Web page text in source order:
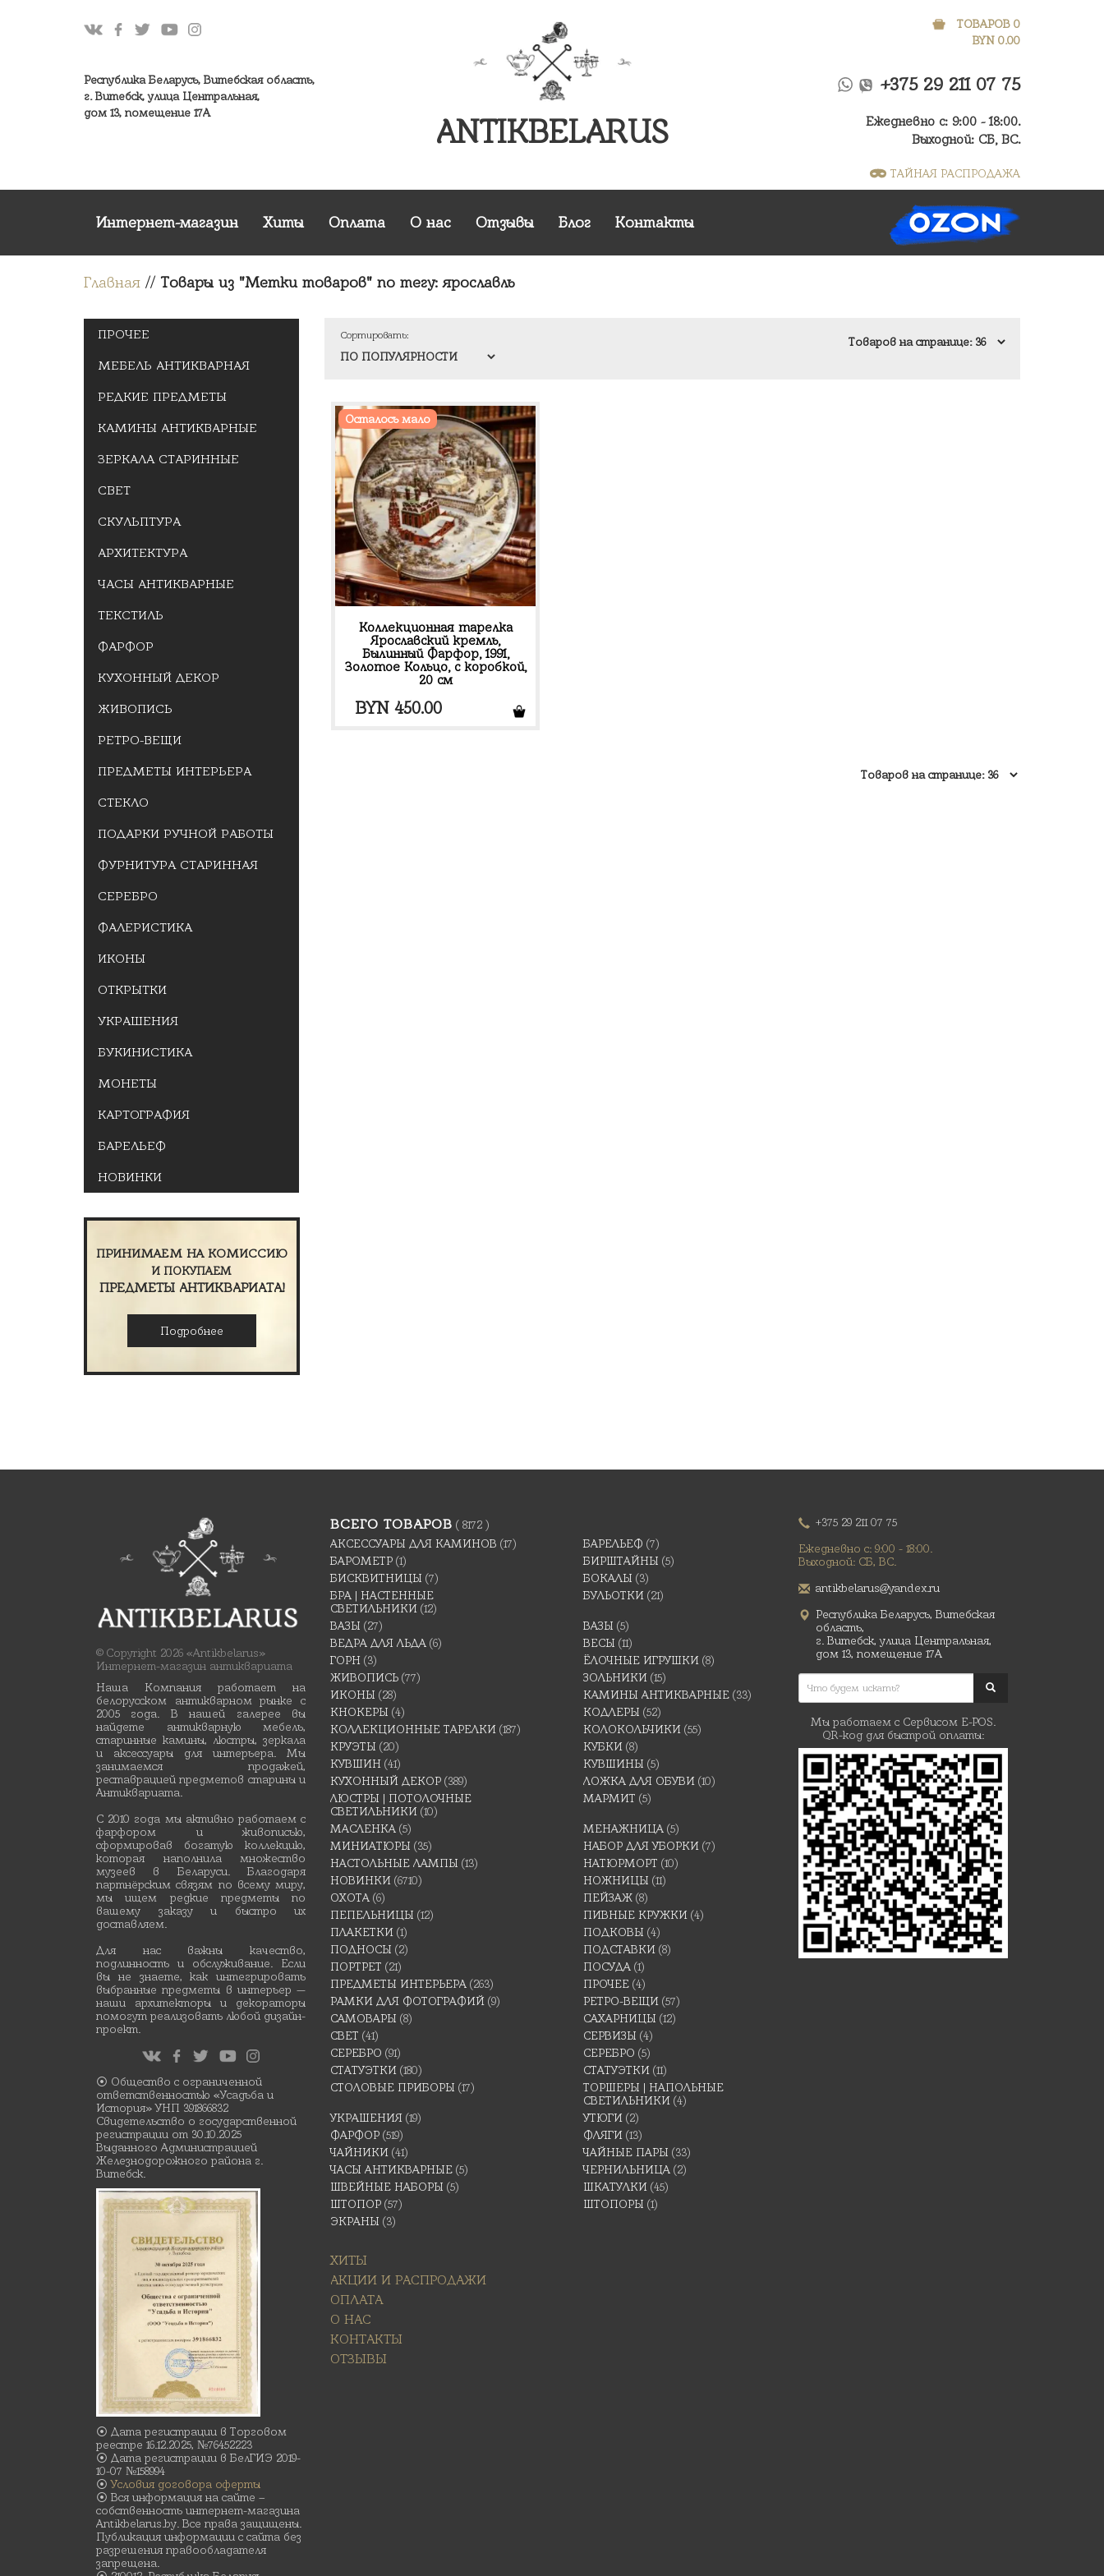
Республика Беларусь, Витебская область,
г. Витебск, улица Центральная,
дом 13, помещение 17А
ANTIKBELARUS
ТОВАРОВ 0
BYN 0.00
+375 29 211 07 75
Ежедневно с: 9:00 - 18:00.
Выходной: СБ, ВС.
ТАЙНАЯ РАСПРОДАЖА
Интернет-магазин Хиты Оплата О нас Отзывы Блог Контакты
Главная // Товары из "Метки товаров" по тегу:ярославль
ПРОЧЕЕ
МЕБЕЛЬ АНТИКВАРНАЯ
РЕДКИЕ ПРЕДМЕТЫ
КАМИНЫ АНТИКВАРНЫЕ
ЗЕРКАЛА СТАРИННЫЕ
СВЕТ
СКУЛЬПТУРА
АРХИТЕКТУРА
ЧАСЫ АНТИКВАРНЫЕ
ТЕКСТИЛЬ
ФАРФОР
КУХОННЫЙ ДЕКОР
ЖИВОПИСЬ
РЕТРО-ВЕЩИ
ПРЕДМЕТЫ ИНТЕРЬЕРА
СТЕКЛО
ПОДАРКИ РУЧНОЙ РАБОТЫ
ФУРНИТУРА СТАРИННАЯ
СЕРЕБРО
ФАЛЕРИСТИКА
ИКОНЫ
ОТКРЫТКИ
УКРАШЕНИЯ
БУКИНИСТИКА
МОНЕТЫ
КАРТОГРАФИЯ
БАРЕЛЬЕФ
НОВИНКИ
ПРИНИМАЕМ НА КОМИССИЮ
И ПОКУПАЕМ
ПРЕДМЕТЫ АНТИКВАРИАТА!
Подробнее
Сортировать:
Осталось мало
Коллекционная тарелка
Ярославский кремль,
Былинный Фарфор, 1991,
Золотое Кольцо, с коробкой,
20 см
BYN450.00
© Copyright 2026 «Antikbelarus»
Интернет-магазин антиквариата
Наша Компания работает на
белорусском антикварном рынке с
2005 года. В нашей галерее вы
найдете антикварную мебель,
старинные камины, люстры, зеркала
и аксессуары для интерьера. Мы
занимаемся продажей,
реставрацией предметов старины и
Антиквариата.
С 2010 года мы активно работаем с
фарфором и живописью,
сформировав богатую коллекцию,
которая наполнила множество
музеев в Беларуси. Благодаря
партнёрским связям по всему миру,
мы ищем редкие предметы по
вашему заказу и быстро их
доставляем.
Для нас важны качество,
подлинность и обслуживание. Если
вы не знаете, как интегрировать
выбранные предметы в интерьер —
наши архитекторы и декораторы
помогут реализовать любой дизайн-
проект.
⦿ Общество с ограниченной
ответственностью «Усадьба и
История» УНП 391866832
Свидетельство о государственной
регистрации от 30.10.2025
Выданного Администрацией
Железнодорожного района г.
Витебск.
⦿ Дата регистрации в Торговом
реестре 16.12.2025, №76452223
⦿ Дата регистрации в БелГИЭ 2019-
10-07 №158994
⦿Условия договора оферты
⦿ Вся информация на сайте –
собственность интернет-магазина
Antikbelarus.by. Все права защищены.
Публикация информации с сайта без
разрешения правообладателя
запрещена.
ВСЕГО ТОВАРОВ ( 8172 )
АКСЕССУАРЫ ДЛЯ КАМИНОВ (17) БАРЕЛЬЕФ (7)
БАРОМЕТР (1) БИРШТАЙНЫ (5)
БИСКВИТНИЦЫ (7) БОКАЛЫ (3)
БРА | НАСТЕННЫЕ
СВЕТИЛЬНИКИ (12)
БУЛЬОТКИ (21)
ВАЗЫ (27) ВАЗЫ (5)
ВЕДРА ДЛЯ ЛЬДА (6) ВЕСЫ (11)
ГОРН (3) ЁЛОЧНЫЕ ИГРУШКИ (8)
ЖИВОПИСЬ (77) ЗОЛЬНИКИ (15)
ИКОНЫ (28) КАМИНЫ АНТИКВАРНЫЕ (33)
КНОКЕРЫ (4) КОДЛЕРЫ (52)
КОЛЛЕКЦИОННЫЕ ТАРЕЛКИ (187) КОЛОКОЛЬЧИКИ (55)
КРУЭТЫ (20) КУБКИ (8)
КУВШИН (41) КУВШИНЫ (5)
КУХОННЫЙ ДЕКОР (389) ЛОЖКА ДЛЯ ОБУВИ (10)
ЛЮСТРЫ | ПОТОЛОЧНЫЕ
СВЕТИЛЬНИКИ (10)
МАРМИТ (5)
МАСЛЕНКА (5) МЕНАЖНИЦА (5)
МИНИАТЮРЫ (35) НАБОР ДЛЯ УБОРКИ (7)
НАСТОЛЬНЫЕ ЛАМПЫ (13) НАТЮРМОРТ (10)
НОВИНКИ (6710) НОЖНИЦЫ (11)
ОХОТА (6) ПЕЙЗАЖ (8)
ПЕПЕЛЬНИЦЫ (12) ПИВНЫЕ КРУЖКИ (4)
ПЛАКЕТКИ (1) ПОДКОВЫ (4)
ПОДНОСЫ (2) ПОДСТАВКИ (8)
ПОРТРЕТ (21) ПОСУДА (1)
ПРЕДМЕТЫ ИНТЕРЬЕРА (263) ПРОЧЕЕ (4)
РАМКИ ДЛЯ ФОТОГРАФИЙ (9) РЕТРО-ВЕЩИ (57)
САМОВАРЫ (8) САХАРНИЦЫ (12)
СВЕТ (41) СЕРВИЗЫ (4)
СЕРЕБРО (91) СЕРЕБРО (5)
СТАТУЭТКИ (180) СТАТУЭТКИ (11)
СТОЛОВЫЕ ПРИБОРЫ (17)
ТОРШЕРЫ | НАПОЛЬНЫЕ
СВЕТИЛЬНИКИ (4)
УКРАШЕНИЯ (19) УТЮГИ (2)
ФАРФОР (519) ФЛЯГИ (13)
ЧАЙНИКИ (41) ЧАЙНЫЕ ПАРЫ (33)
ЧАСЫ АНТИКВАРНЫЕ (5) ЧЕРНИЛЬНИЦА (2)
ШВЕЙНЫЕ НАБОРЫ (5) ШКАТУЛКИ (45)
ШТОПОР (57) ШТОПОРЫ (1)
ЭКРАНЫ (3)
ХИТЫ
АКЦИИ И РАСПРОДАЖИ
ОПЛАТА
О НАС
КОНТАКТЫ
ОТЗЫВЫ
+375 29 211 07 75
Ежедневно с: 9:00 - 18:00.
Выходной: СБ, ВС.
antikbelarus@yandex.ru
Республика Беларусь, Витебская
область,
г. Витебск, улица Центральная,
дом 13, помещение 17А
Мы работаем с Сервисом E-POS.
QR-код для быстрой оплаты: